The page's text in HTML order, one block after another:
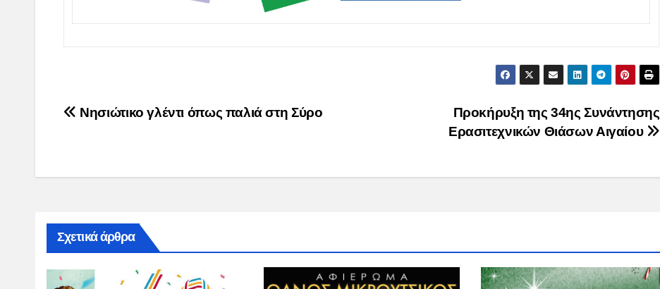
Post
Προκήρυξη της 34ης Συνάντησης
Ερασιτεχνικών Θιάσων Αιγαίου
Νησιώτικο γλέντι όπως παλιά στη Σύρο
Σχετικά άρθρα